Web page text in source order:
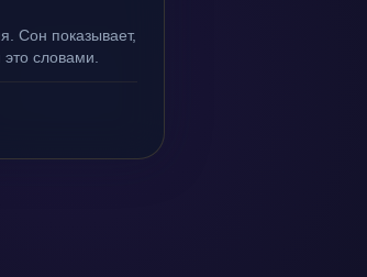
Сон показывает,
словами.